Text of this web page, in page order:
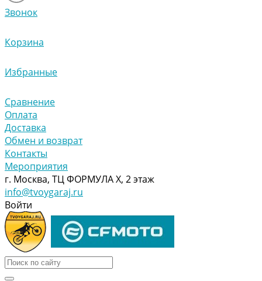
Звонок
Корзина
Избранные
Сравнение
Оплата
Доставка
Обмен и возврат
Контакты
Мероприятия
г. Москва, ТЦ ФОРМУЛА Х, 2 этаж
info@tvoygaraj.ru
Войти